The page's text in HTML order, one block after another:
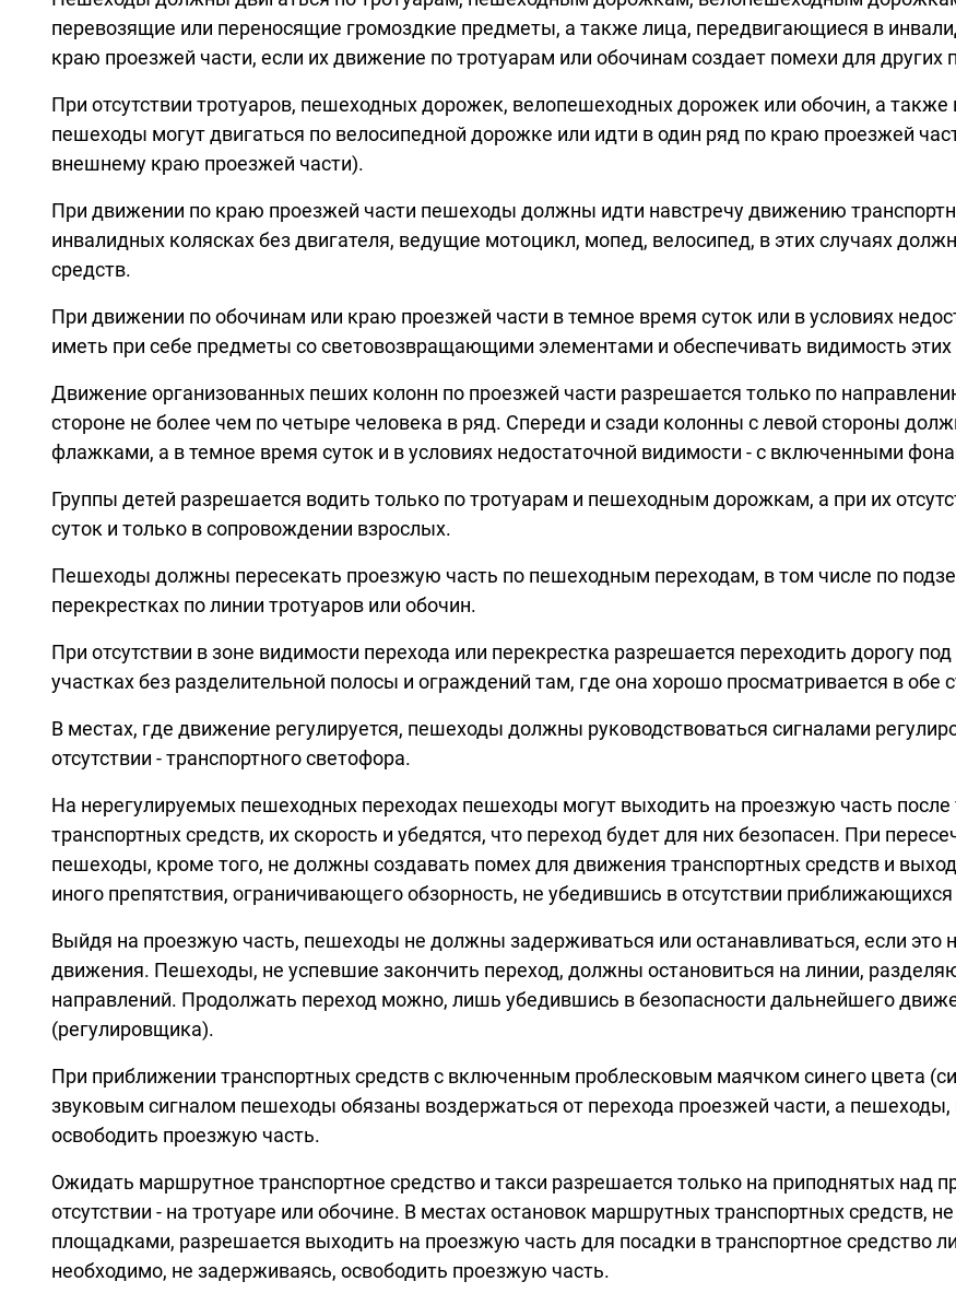
перевозящие или переносящие громоздкие предметы, а также лица, передвигающиеся в
краю проезжей части, если их движение по тротуарам или обочинам создает помехи для других
При отсутствии тротуаров, пешеходных дорожек, велопешеходных дорожек или обочин, а
пешеходы могут двигаться по велосипедной дорожке или идти в один ряд по краю проезжей
внешнему краю проезжей части).
При движении по краю проезжей части пешеходы должны идти навстречу движению
инвалидных колясках без двигателя, ведущие мотоцикл, мопед, велосипед, в этих случаях
средств.
При движении по обочинам или краю проезжей части в темное время суток или в условиях
иметь при себе предметы со световозвращающими элементами и обеспечивать видимость
Движение организованных пеших колонн по проезжей части разрешается только по
стороне не более чем по четыре человека в ряд. Спереди и сзади колонны с левой стороны
флажками, а в темное время суток и в условиях недостаточной видимости - с включенными
Группы детей разрешается водить только по тротуарам и пешеходным дорожкам, а при их
суток и только в сопровождении взрослых.
Пешеходы должны пересекать проезжую часть по пешеходным переходам, в том числе по
перекрестках по линии тротуаров или обочин.
При отсутствии в зоне видимости перехода или перекрестка разрешается переходить дорогу
участках без разделительной полосы и ограждений там, где она хорошо просматривается в обе
В местах, где движение регулируется, пешеходы должны руководствоваться сигналами
отсутствии - транспортного светофора.
На нерегулируемых пешеходных переходах пешеходы могут выходить на проезжую часть
транспортных средств, их скорость и убедятся, что переход будет для них безопасен. При
пешеходы, кроме того, не должны создавать помех для движения транспортных средств и
иного препятствия, ограничивающего обзорность, не убедившись в отсутствии
Выйдя на проезжую часть, пешеходы не должны задерживаться или останавливаться, если это
движения. Пешеходы, не успевшие закончить переход, должны остановиться на линии,
направлений. Продолжать переход можно, лишь убедившись в безопасности дальнейшего
(регулировщика).
При приближении транспортных средств с включенным проблесковым маячком синего цвета
звуковым сигналом пешеходы обязаны воздержаться от перехода проезжей части, а
освободить проезжую часть.
Ожидать маршрутное транспортное средство и такси разрешается только на приподнятых над
отсутствии - на тротуаре или обочине. В местах остановок маршрутных транспортных
площадками, разрешается выходить на проезжую часть для посадки в транспортное средство
необходимо, не задерживаясь, освободить проезжую часть.